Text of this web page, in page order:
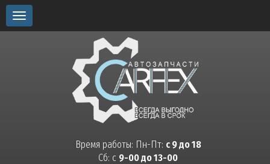
Toggle
navigation
Время работы: Пн-Пт: с 9 до 18
Сб: с 9-00 до 13-00